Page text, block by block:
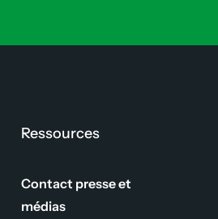
Ressources
Contact presse et
médias